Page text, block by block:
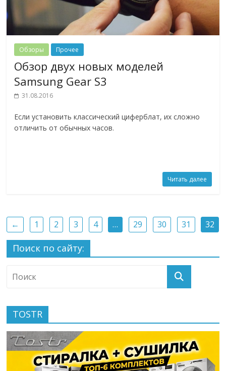
Обзоры Прочее
Обзор двух новых моделей
Samsung Gear S3
31.08.2016
Если установить классический циферблат, их сложно
отличить от обычных часов.
Читать далее
← 1 2 3 4 … 29 30 31 32
Поиск по сайту:
TOSTR